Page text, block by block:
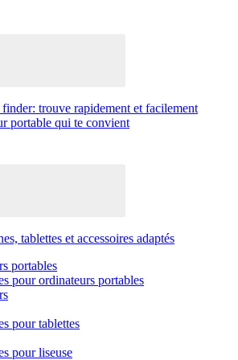
trouve rapidement et facilement
portable qui te convient
tablettes et accessoires adaptés
portables
pour ordinateurs portables
pour tablettes
pour liseuse